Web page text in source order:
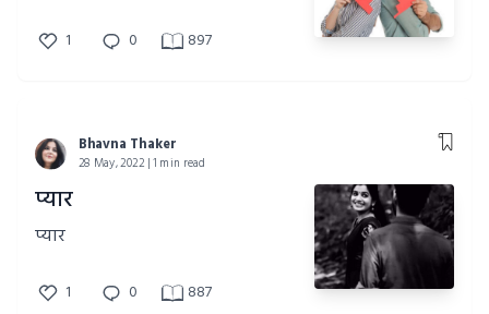
1 0 897
Bhavna Thaker
28 May, 2022 | 1 min read
प्यार
प्यार
1 0 887